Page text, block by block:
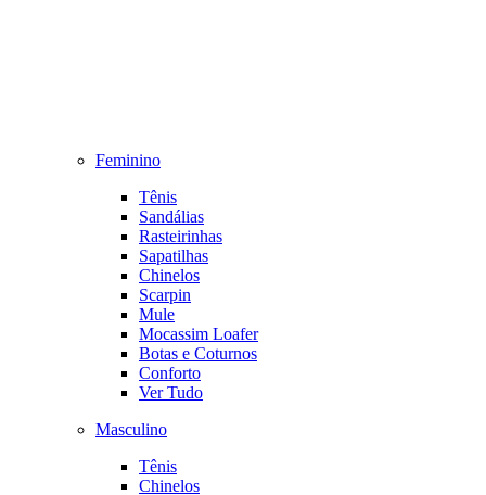
Feminino
Tênis
Sandálias
Rasteirinhas
Sapatilhas
Chinelos
Scarpin
Mule
Mocassim Loafer
Botas e Coturnos
Conforto
Ver Tudo
Masculino
Tênis
Chinelos